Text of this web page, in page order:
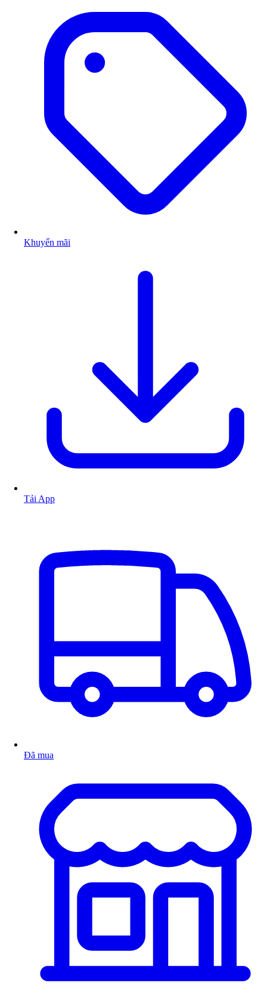
Khuyến mãi
Tải App
Đã mua